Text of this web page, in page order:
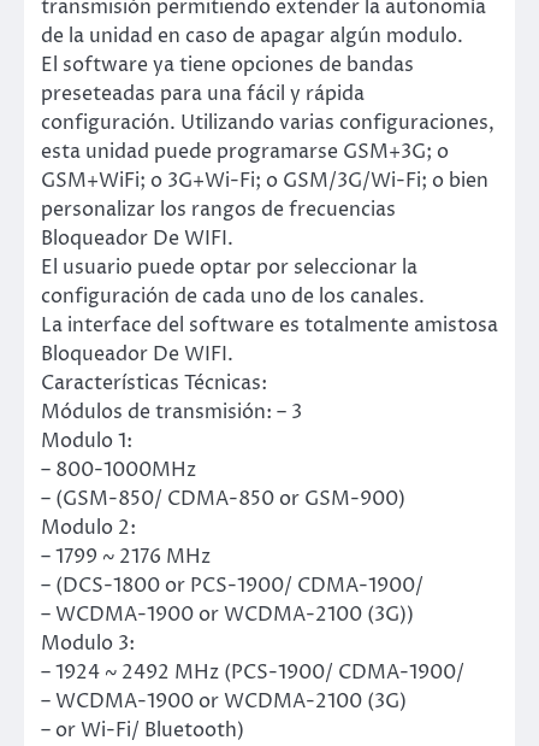
transmisión permitiendo extender la autonomía
de la unidad en caso de apagar algún modulo.
El software ya tiene opciones de bandas
preseteadas para una fácil y rápida
configuración. Utilizando varias configuraciones,
esta unidad puede programarse GSM+3G; o
GSM+WiFi; o 3G+Wi-Fi; o GSM/3G/Wi-Fi; o bien
personalizar los rangos de frecuencias
Bloqueador De WIFI.
El usuario puede optar por seleccionar la
configuración de cada uno de los canales.
La interface del software es totalmente amistosa
Bloqueador De WIFI.
Características Técnicas:
Módulos de transmisión: – 3
Modulo 1:
– 800-1000MHz
– (GSM-850/ CDMA-850 or GSM-900)
Modulo 2:
– 1799 ~ 2176 MHz
– (DCS-1800 or PCS-1900/ CDMA-1900/
– WCDMA-1900 or WCDMA-2100 (3G))
Modulo 3:
– 1924 ~ 2492 MHz (PCS-1900/ CDMA-1900/
– WCDMA-1900 or WCDMA-2100 (3G)
– or Wi-Fi/ Bluetooth)